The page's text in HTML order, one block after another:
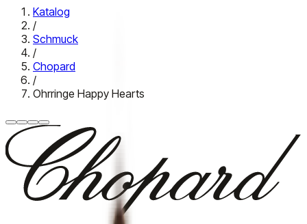
Katalog
/
Schmuck
/
Chopard
/
Ohrringe Happy Hearts